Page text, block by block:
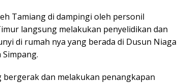
Tamiang di dampingi oleh personil
langsung melakukan penyelidikan dan
di rumah nya yang berada di Dusun Niaga
Simpang.
dan melakukan penangkapan